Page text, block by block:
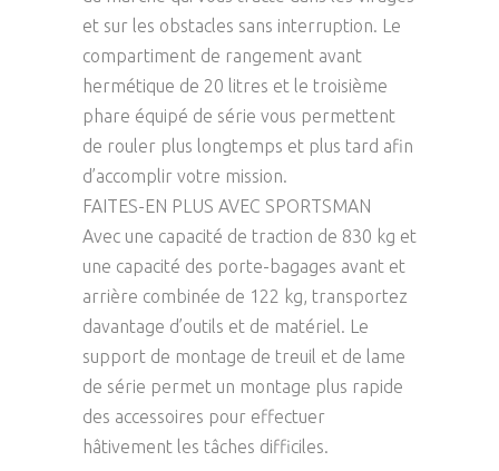
et sur les obstacles sans interruption. Le
compartiment de rangement avant
hermétique de 20 litres et le troisième
phare équipé de série vous permettent
de rouler plus longtemps et plus tard afin
d’accomplir votre mission.
FAITES-EN PLUS AVEC SPORTSMAN
Avec une capacité de traction de 830 kg et
une capacité des porte-bagages avant et
arrière combinée de 122 kg, transportez
davantage d’outils et de matériel. Le
support de montage de treuil et de lame
de série permet un montage plus rapide
des accessoires pour effectuer
hâtivement les tâches difficiles.